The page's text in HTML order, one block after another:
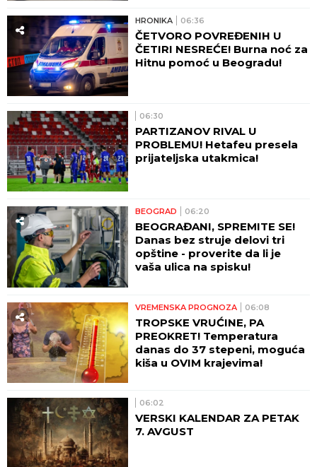
HRONIKA 06:36
ČETVORO POVREĐENIH U
ČETIRI NESREĆE! Burna noć za
Hitnu pomoć u Beogradu!
06:30
PARTIZANOV RIVAL U
PROBLEMU! Hetafeu presela
prijateljska utakmica!
BEOGRAD 06:20
BEOGRAĐANI, SPREMITE SE!
Danas bez struje delovi tri
opštine - proverite da li je
vaša ulica na spisku!
VREMENSKA PROGNOZA 06:08
TROPSKE VRUĆINE, PA
PREOKRET! Temperatura
danas do 37 stepeni, moguća
kiša u OVIM krajevima!
06:02
VERSKI KALENDAR ZA PETAK
7. AVGUST